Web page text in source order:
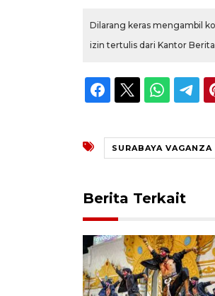
Dilarang keras mengambil
izin tertulis dari Kantor Berita
SURABAYA
Berita Terkait